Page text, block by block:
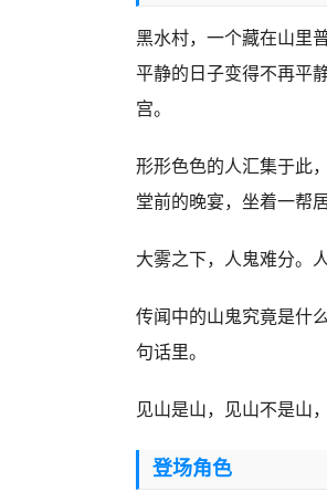
黑水村，一个藏在山里
平静的日子变得不再平
宫。
形形色色的人汇集于此
堂前的晚宴，坐着一帮
大雾之下，人鬼难分。
传闻中的山鬼究竟是什
句话里。
见山是山，见山不是山
登场角色